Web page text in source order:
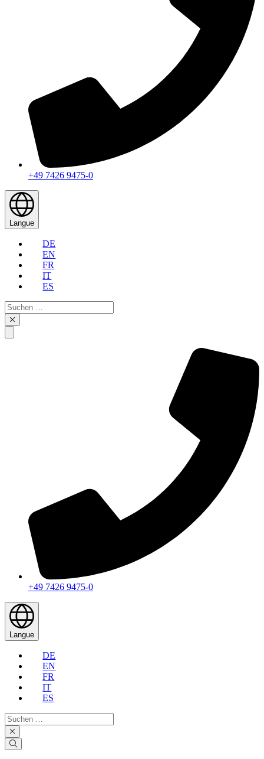
+49 7426 9475-0
Langue
DE
EN
FR
IT
ES
Suchen
…
+49 7426 9475-0
Langue
DE
EN
FR
IT
ES
Suchen
…